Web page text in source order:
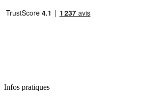
Infos pratiques